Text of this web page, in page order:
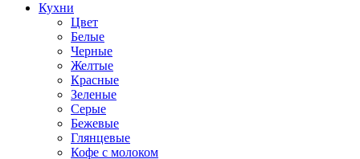
Кухни
Цвет
Белые
Черные
Желтые
Красные
Зеленые
Серые
Бежевые
Глянцевые
Кофе с молоком